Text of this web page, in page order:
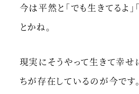
今は平然と「でも生きてるよ」
とかね。
現実にそうやって生きて幸せ
ちが存在しているのが今です。